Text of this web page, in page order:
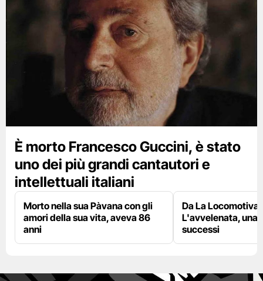
È morto Francesco Guccini, è stato
uno dei più grandi cantautori e
intellettuali italiani
Morto nella sua Pàvana con gli
amori della sua vita, aveva 86
anni
Da La Locomotiva
L'avvelenata, una
successi